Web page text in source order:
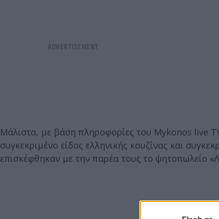
Μάλιστα, με βάση πληροφορίες του Mykonos live
συγκεκριμένο είδος ελληνικής κουζίνας και
επισκέφθηκαν με την παρέα τους το ψητοπωλείο